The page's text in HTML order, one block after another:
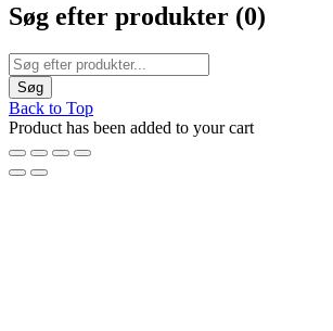
Søg efter produkter (0)
Back to Top
Product has been added to your cart